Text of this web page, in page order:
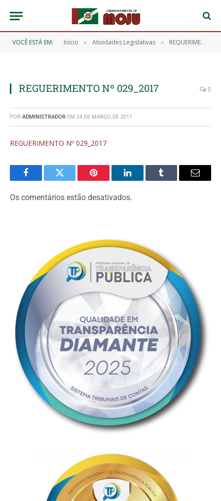
VOCÊ ESTÁ EM: Início » Atividades Legislativas » REQUERIMENTO Nº 029/2017
REGUERIMENTO Nº 029_2017 0
POR ADMINISTRADOR EM 24 DE MARÇO DE 2017
REGUERIMENTO Nº 029_2017
FacebookTwitter Pinterest O
LinkedIn
Tumblr
E-
Os comentários estão desativados.